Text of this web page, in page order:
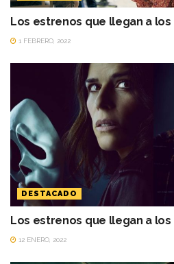
Los estrenos que llegan a
1 FEBRERO, 2022
DESTACADO
Los estrenos que llegan a los
12 ENERO, 2022